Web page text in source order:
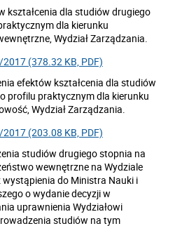
kształcenia dla studiów drugiego
dla kierunku
Wydział Zarządzania.
2017 (378.32 KB, PDF)
efektów kształcenia dla studiów
profilu praktycznym dla kierunku
Wydział Zarządzania.
2017 (203.08 KB, PDF)
studiów drugiego stopnia na
wewnętrzne na Wydziale
do Ministra Nauki i
o wydanie decyzji w
uprawnienia Wydziałowi
studiów na tym